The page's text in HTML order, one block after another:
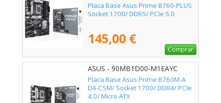
Placa Base Asus Prime B760-PLUS
Socket 1700/ DDR5/ PCIe 5.0
145,00 €
Comprar
ASUS - 90MB1D00-M1EAYC
Placa Base Asus Prime B760M-A
D4-CSM/ Socket 1700/ DDR4/ PCIe
4.0/ Micro ATX